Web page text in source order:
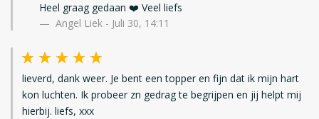
Heel graag gedaan ❤️ Veel liefs
Angel Liek - Juli 30, 14:11
lieverd, dank weer. Je bent een topper en fijn dat ik mijn hart
kon luchten. Ik probeer zn gedrag te begrijpen en jij helpt mij
hierbij. liefs, xxx